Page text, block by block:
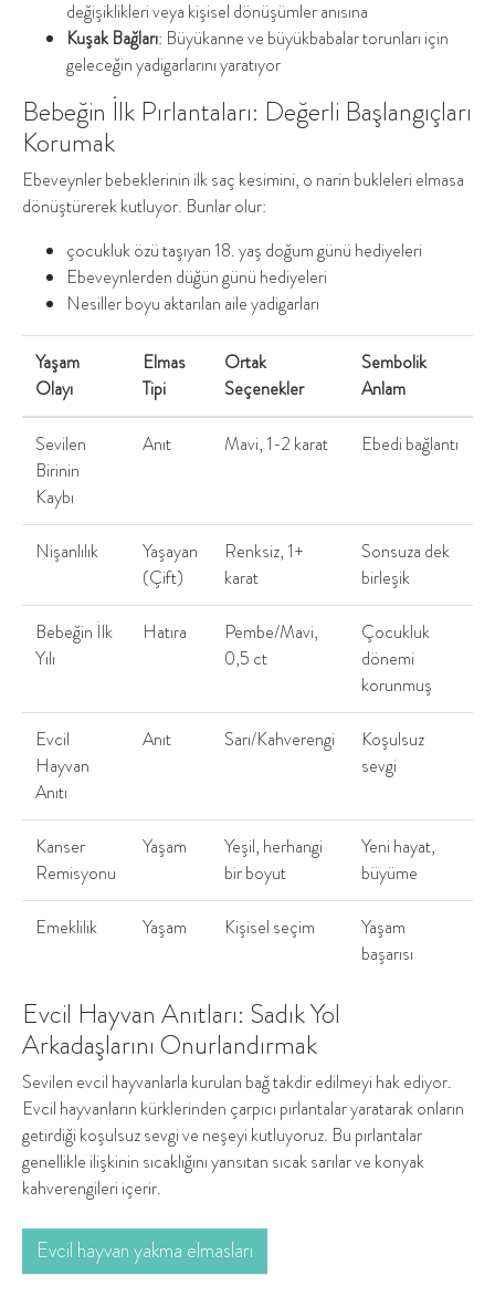
değişiklikleri veya kişisel dönüşümler anısına
Kuşak Bağları: Büyükanne ve büyükbabalar torunları için
geleceğin yadigarlarını yaratıyor
Bebeğin İlk Pırlantaları: Değerli Başlangıçları
Korumak
Ebeveynler bebeklerinin ilk saç kesimini, o narin bukleleri elmasa
dönüştürerek kutluyor. Bunlar olur:
çocukluk özü taşıyan 18. yaş doğum günü hediyeleri
Ebeveynlerden düğün günü hediyeleri
Nesiller boyu aktarılan aile yadigarları
Yaşam
Olayı
Elmas
Tipi
Ortak
Seçenekler
Sembolik
Anlam
Sevilen
Birinin
Kaybı
Anıt Mavi, 1-2 karat Ebedi bağlantı
Nişanlılık
Yaşayan
(Çift)
Renksiz, 1+
karat
Sonsuza dek
birleşik
Bebeğin İlk
Yılı
Hatıra
Pembe/Mavi,
0,5 ct
Çocukluk
dönemi
korunmuş
Evcil
Hayvan
Anıtı
Anıt Sarı/Kahverengi
Koşulsuz
sevgi
Kanser
Remisyonu
Yaşam
Yeşil, herhangi
bir boyut
Yeni hayat,
büyüme
Emeklilik Yaşam Kişisel seçim
Yaşam
başarısı
Evcil Hayvan Anıtları: Sadık Yol
Arkadaşlarını Onurlandırmak
Sevilen evcil hayvanlarla kurulan bağ takdir edilmeyi hak ediyor.
Evcil hayvanların kürklerinden çarpıcı pırlantalar yaratarak onların
getirdiği koşulsuz sevgi ve neşeyi kutluyoruz. Bu pırlantalar
genellikle ilişkinin sıcaklığını yansıtan sıcak sarılar ve konyak
kahverengileri içerir.
Evcil hayvan yakma elmasları